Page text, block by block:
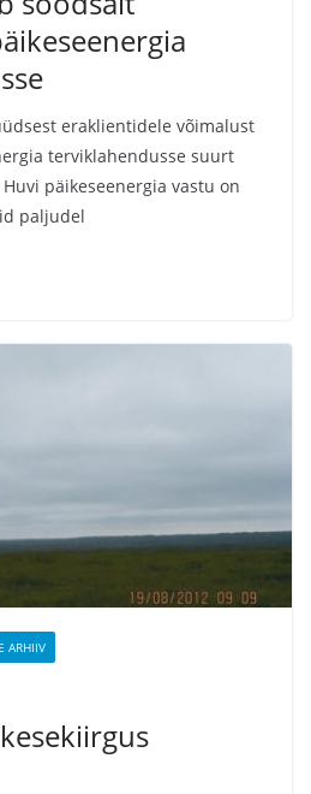
eraklientidele võimalust
terviklahendusse suurt
päikeseenergia vastu on
paljudel
ARHIIV